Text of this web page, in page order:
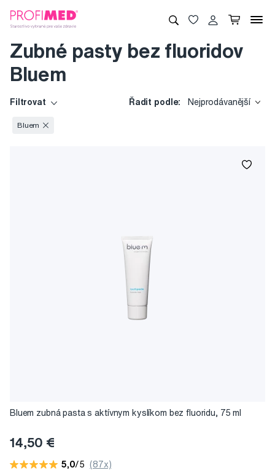
Zubné pasty bez fluoridov
Bluem
Filtrovat Řadit podle: Nejprodávanější
Bluem
Bluem zubná pasta s aktívnym kyslíkom bez fluoridu, 75 ml
14,50 €
5,0/5 (87x)